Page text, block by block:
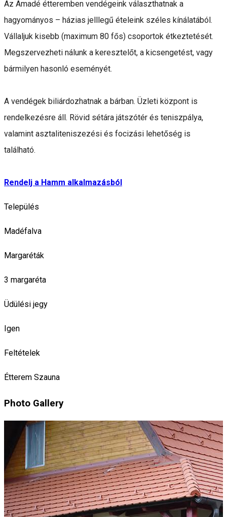
Az Amadé étteremben vendégeink választhatnak a
hagyományos – házias jelllegű ételeink széles kínálatából.
Vállaljuk kisebb (maximum 80 fős) csoportok étkeztetését.
Megszervezheti nálunk a keresztelőt, a kicsengetést, vagy
bármilyen hasonló eseményét.
A vendégek biliárdozhatnak a bárban. Üzleti központ is
rendelkezésre áll. Rövid sétára játszótér és teniszpálya,
valamint asztaliteniszezési és focizási lehetőség is
található.
Rendelj a Hamm alkalmazásból
Település
Madéfalva
Margaréták
3 margaréta
Üdülési jegy
Igen
Feltételek
Étterem Szauna
Photo Gallery